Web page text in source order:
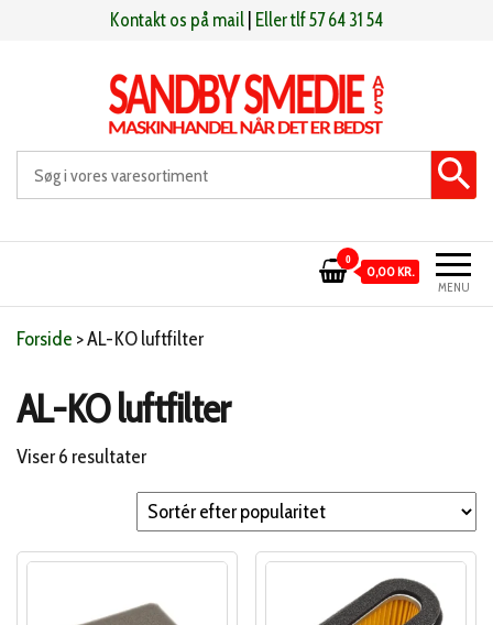
Kontakt os på mail Eller tlf 57 64 31 54
Sandby smeden Maskinhandel når det er bedst
MENU
0
0,00 KR.
Forside >AL-KO luftfilter
AL-KO luftfilter
Viser 6 resultaterSorteret
efter
popularitet